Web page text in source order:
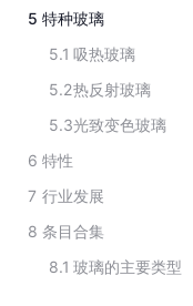
5 特种玻璃
5.1 吸热玻璃
5.2热反射玻璃
5.3光致变色玻璃
6 特性
7 行业发展
8 条目合集
8.1 玻璃的主要类型